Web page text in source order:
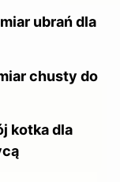
ubrań dla
chusty do
kotka dla